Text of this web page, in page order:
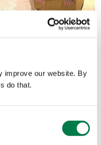
improve our website. By
do that.
werden. Gemeinsam mit
ist,
ich auch!“, meldet euch